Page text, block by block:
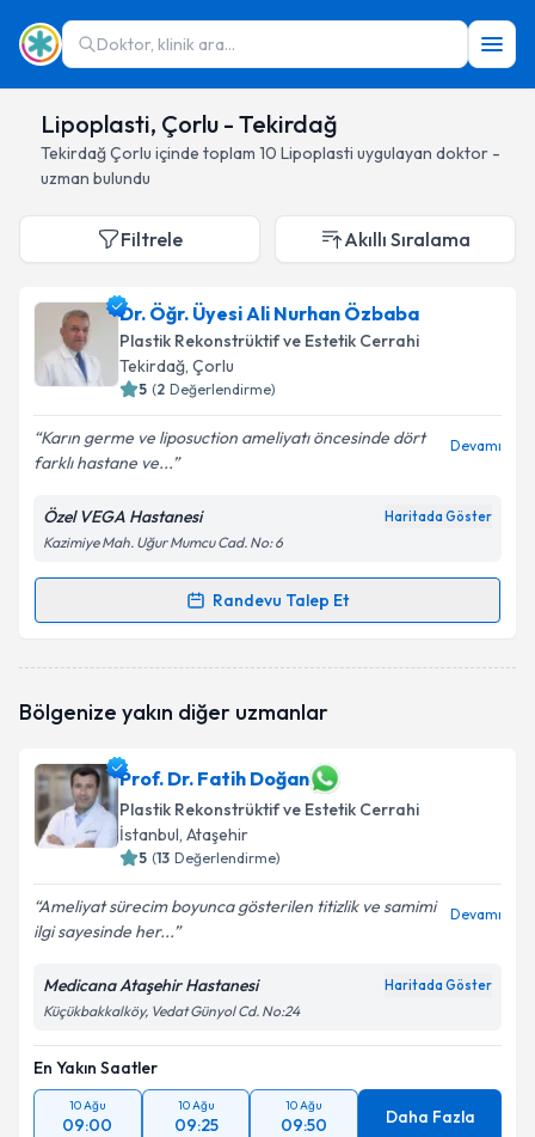
Doktor, klinik ara...
Lipoplasti, Çorlu - Tekirdağ
TekirdağÇorlu içinde toplam 10 Lipoplasti uygulayan doktor -
uzman bulundu
Filtrele Akıllı Sıralama
Dr. Öğr. Üyesi Ali Nurhan Özbaba
Plastik Rekonstrüktif ve Estetik Cerrahi
Tekirdağ, Çorlu
5 (2 Değerlendirme)
Karın germe ve liposuction ameliyatı öncesinde dört
farklı hastane ve...
Devamı
Özel VEGA Hastanesi Haritada Göster
Kazimiye Mah. Uğur Mumcu Cad. No: 6
Randevu Talep Et
Randevu Takvimi Talebi
takvimi talebi oluşturun. Size bu uzmandan randevu
bilgilendireceğiz.
E-posta Adresiniz
Kişisel verilerimin işlenmesine ilişkin
kapsamda işlenmesini kabul ediyorum.
Takvim Talebini Gönder
Bölgenize yakın diğer uzmanlar
Prof. Dr. Fatih Doğan
Plastik Rekonstrüktif ve Estetik Cerrahi
İstanbul, Ataşehir
5 (13 Değerlendirme)
Ameliyat sürecim boyunca gösterilen titizlik ve samimi
ilgi sayesinde her...
Devamı
Medicana Ataşehir Hastanesi Haritada Göster
Küçükbakkalköy, Vedat Günyol Cd. No:24
En Yakın Saatler
10 Ağu
09:00
10 Ağu
09:25
10 Ağu
09:50 Daha Fazla